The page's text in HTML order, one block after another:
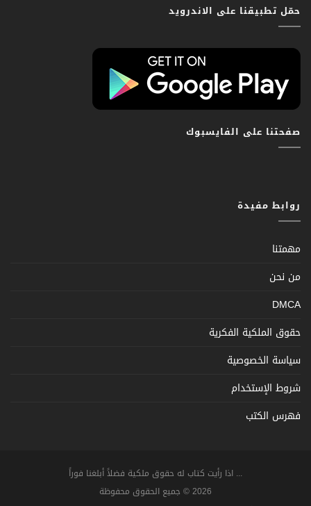
حمّل تطبيقنا على الاندرويد
صفحتنا على الفايسبوك
روابط مفيدة
مهمتنا
من نحن
DMCA
حقوق الملكية الفكرية
سياسة الخصوصية
شروط الإستخدام
فهرس الكتب
... اذا رأيت كتاب له حقوق ملكية فضلاً أبلغنا فوراً
2026 © جميع الحقوق محفوظة